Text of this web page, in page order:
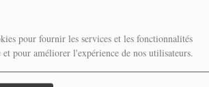
pour fournir les services et les fonctionnalités
et pour améliorer l'expérience de nos utilisateurs.